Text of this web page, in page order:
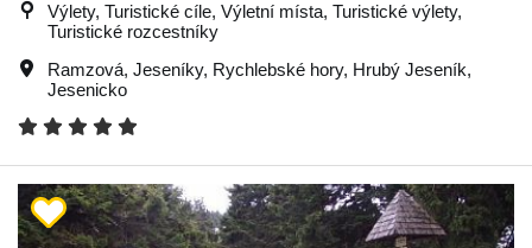
Výlety, Turistické cíle, Výletní místa, Turistické výlety,
Turistické rozcestníky
Ramzová, Jeseníky, Rychlebské hory, Hrubý Jeseník,
Jesenicko